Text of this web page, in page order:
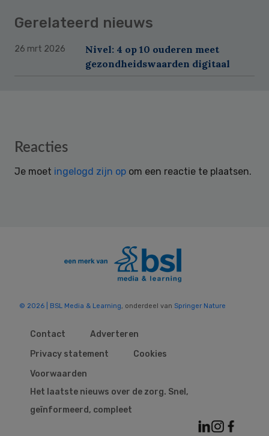
Gerelateerd nieuws
26 mrt 2026
Nivel: 4 op 10 ouderen meet
gezondheidswaarden digitaal
Reader
Reacties
Je moet ingelogd zijn op om een reactie te plaatsen.
© 2026 | BSL Media & Learning, onderdeel van Springer Nature
Contact
Adverteren
Privacy statement
Cookies
Voorwaarden
Het laatste nieuws over de zorg. Snel,
geïnformeerd, compleet